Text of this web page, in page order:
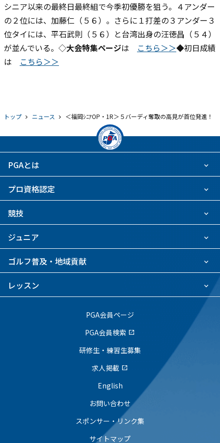
シニア以来の最終日最終組で今季初優勝を狙う。４アンダー
の２位には、加藤仁（５６）。さらに１打差の３アンダー３
位タイには、平石武則（５６）と台湾出身の汪徳昌（５４）
が並んでいる。◇大会特集ページは こちら＞＞◆初日成績
は こちら＞＞
トップ ニュース ＜福岡ｼﾆｱOP・1R＞５バーディ奪取の高見が首位発進！
PGAとは
プロ資格認定
競技
ジュニア
ゴルフ普及・地域貢献
レッスン
PGA会員ページ
PGA会員検索 open_in_new
研修生・練習生募集
求人掲載 open_in_new
English
お問い合わせ
スポンサー・リンク集
サイトマップ